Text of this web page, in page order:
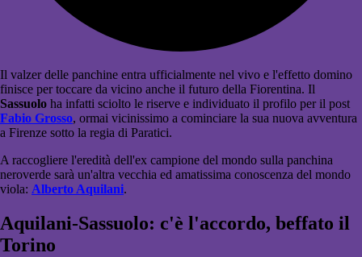
Il valzer delle panchine entra ufficialmente nel vivo e l'effetto domino
finisce per toccare da vicino anche il futuro della Fiorentina. Il
Sassuolo ha infatti sciolto le riserve e individuato il profilo per il post
Fabio Grosso, ormai vicinissimo a cominciare la sua nuova avventura
a Firenze sotto la regia di Paratici.
A raccogliere l'eredità dell'ex campione del mondo sulla panchina
neroverde sarà un'altra vecchia ed amatissima conoscenza del mondo
viola: Alberto Aquilani.
Aquilani-Sassuolo: c'è l'accordo, beffato il
Torino